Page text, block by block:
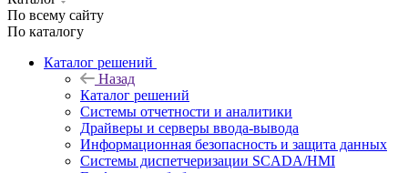
По всему сайту
По каталогу
Каталог решений
Назад
Каталог решений
Системы отчетности и аналитики
Драйверы и серверы ввода-вывода
Информационная безопасность и защита данных
Системы диспетчеризации SCADA/HMI